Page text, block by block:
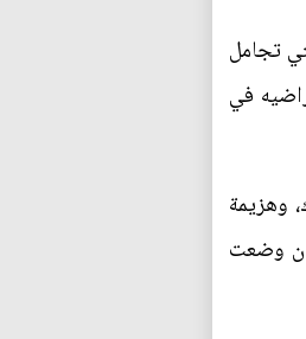
تجامل
في
وهزيمة
وضعت